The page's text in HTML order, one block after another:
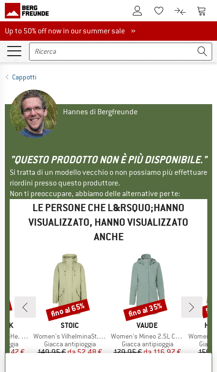
Al conto clienteAlla lista
Al Al
Up to 50% off now in our summer sale
Up to 50% off now in our summer sale »
Cappotti
Hannes di Bergfreunde
"QUESTO PRODOTTO NON È PIÙ DISPONIBILE."
Si tratta di un modello vecchio o non possiamo più effettuare
riordini presso questo produttore.
Non ti preoccupare, abbiamo delle alternative per te:
LE PERSONE CHE L&RSQUO;HANNO
VISUALIZZATO, HANNO VISUALIZZATO
ANCHE
ridotto
79,47 €
MARCHIO
STOIC
Articolo
Women's VilhelminaSt. Raincoat
Gruppo di prodotti
Giacca antipioggia
Prezzo
149,95 € Prezzo ridotto
da 52,48 €
Sconto
fino al 65%
MARCHIO
VAUDE
Articolo
Women's Mineo 2.5L Coat
Gruppo di prodotti
Giacca antipioggia
Prezzo
179,95 € Prezzo ridotto
da 116,97 €
Sconto
fino al 35%
Articolo
Women's